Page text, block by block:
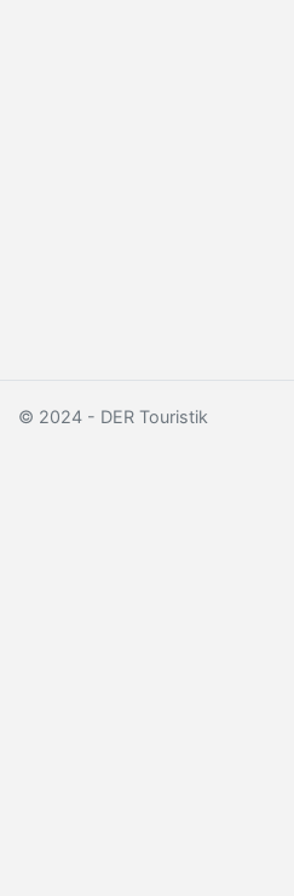
© 2024 - DER Touristik